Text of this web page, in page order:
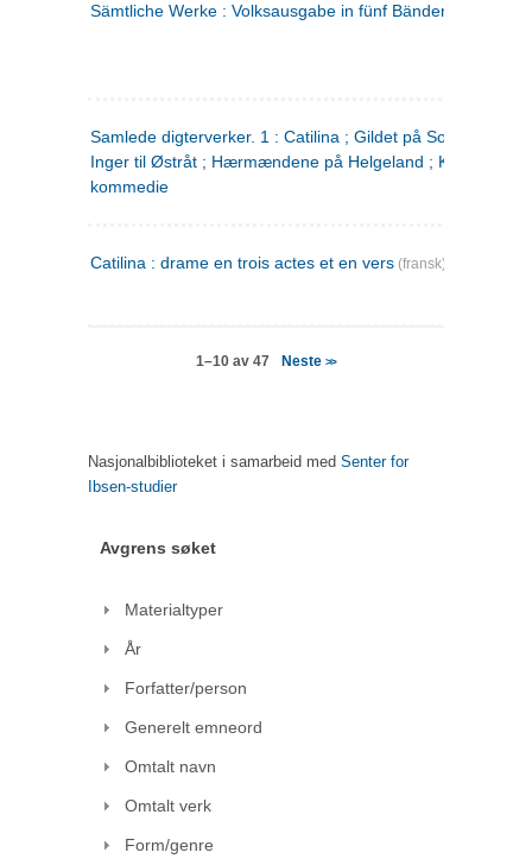
Sämtliche Werke : Volksausgabe in fünf Bänden
Samlede digterverker. 1 : Catilina ; Gildet på Solhaug ; Fru
Inger til Østråt ; Hærmændene på Helgeland ;
kommedie
Catilina : drame en trois actes et en vers (fransk)
1–10 av 47 Neste>>
Nasjonalbiblioteket i samarbeid med Senter for
Ibsen-studier
Avgrens søket
Materialtyper
År
Forfatter/person
Generelt emneord
Omtalt navn
Omtalt verk
Form/genre